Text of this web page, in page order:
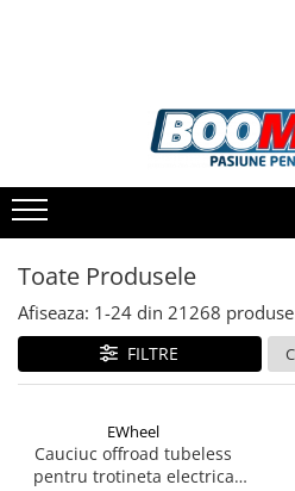
Biciclete copii
Biciclete electrice
Biciclete de oras
Biciclete de trekking
Biciclete Cursiere, Cyclocross
Toate Produsele
Afiseaza: 1-24 din 21268 produse
FILTRE
EWheel
Cauciuc offroad tubeless
pentru trotineta electrica